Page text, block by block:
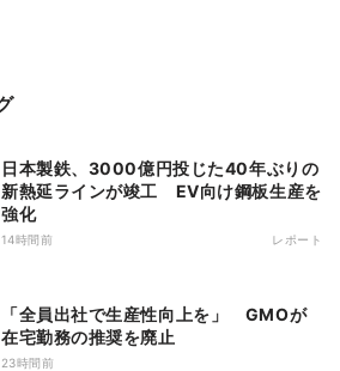
日本製鉄、3000億円投じた40年ぶりの
新熱延ラインが竣工 EV向け鋼板生産を
強化
14時間前 レポート
「全員出社で生産性向上を」 GMOが
在宅勤務の推奨を廃止
23時間前